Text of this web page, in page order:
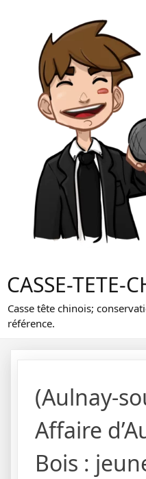
CASSE-TETE-
Casse tête chinois;
référence.
(Aulnay-
Affaire
Bois :